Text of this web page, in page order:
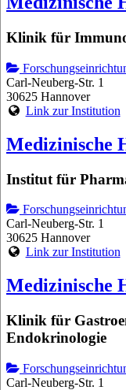
Klinik für
Carl-Neuberg-Str. 1
30625 Hannover
Link zur Institution
Medizinische
Institut für
Carl-Neuberg-Str. 1
30625 Hannover
Link zur Institution
Medizinische
Klinik für
Endokrinologie
Carl-Neuberg-Str. 1